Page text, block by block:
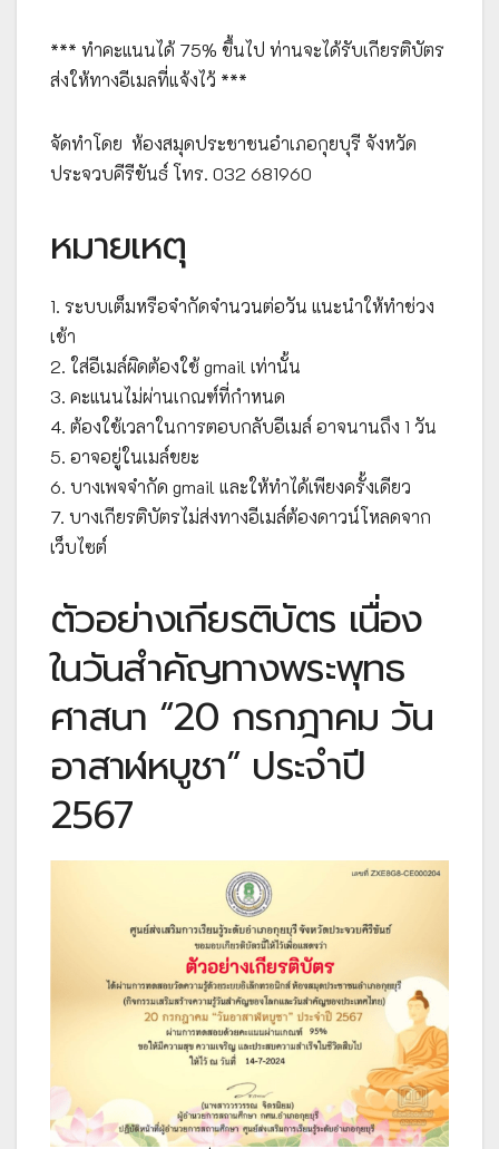
*** ทำคะแนนได้ 75% ขึ้นไป ท่านจะได้รับเกียรติบัตร
ส่งให้ทางอีเมลที่แจ้งไว้ ***
จัดทำโดย ห้องสมุดประชาชนอำเภอกุยบุรี จังหวัด
ประจวบคีรีขันธ์ โทร. 032 681960
หมายเหตุ
1. ระบบเต็มหรือจำกัดจำนวนต่อวัน แนะนำให้ทำช่วง
เช้า
2. ใส่อีเมล์ผิดต้องใช้ gmail เท่านั้น
3. คะแนนไม่ผ่านเกณฑ์ที่กำหนด
4. ต้องใช้เวลาในการตอบกลับอีเมล์ อาจนานถึง 1 วัน
5. อาจอยู่ในเมล์ขยะ
6. บางเพจจำกัด gmail และให้ทำได้เพียงครั้งเดียว
7. บางเกียรติบัตรไม่ส่งทางอีเมล์ต้องดาวน์โหลดจาก
เว็บไซต์
ตัวอย่างเกียรติบัตร เนื่อง
ในวันสำคัญทางพระพุทธ
ศาสนา “20 กรกฎาคม วัน
อาสาฬหบูชา” ประจำปี
2567